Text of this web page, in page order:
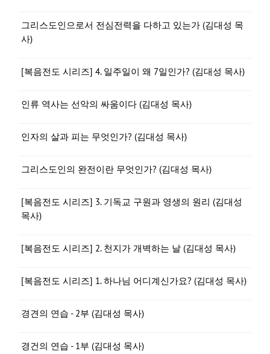
그리스도인으로서 전심전력을 다하고 있는가 (김대성 목
사)
[복음전도 시리즈] 4. 일주일이 왜 7일인가? (김대성 목사)
인류 역사는 선악의 싸움이다 (김대성 목사)
인자의 살과 피는 무엇인가? (김대성 목사)
그리스도인의 완전이란 무엇인가? (김대성 목사)
[복음전도 시리즈] 3. 기독교 구원과 영생의 원리 (김대성
목사)
[복음전도 시리즈] 2. 천지가 개벽하는 날 (김대성 목사)
[복음전도 시리즈] 1. 하나님 어디계신가요? (김대성 목사)
경견의 연습 - 2부 (김대성 목사)
경건의 연습 - 1부 (김대성 목사)